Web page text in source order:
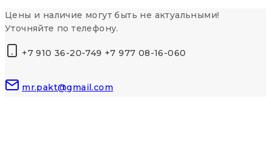
Перейти
к
Цены и наличие могут быть не актуальными!
Уточняйте по телефону.
+7 910 36-20-749 +7 977 08-16-060
mr.pakt@gmail.com